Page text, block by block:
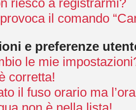
riesco a registrarmi?
il comando
e preferenze
le mie
corretta!
il fuso orario ma